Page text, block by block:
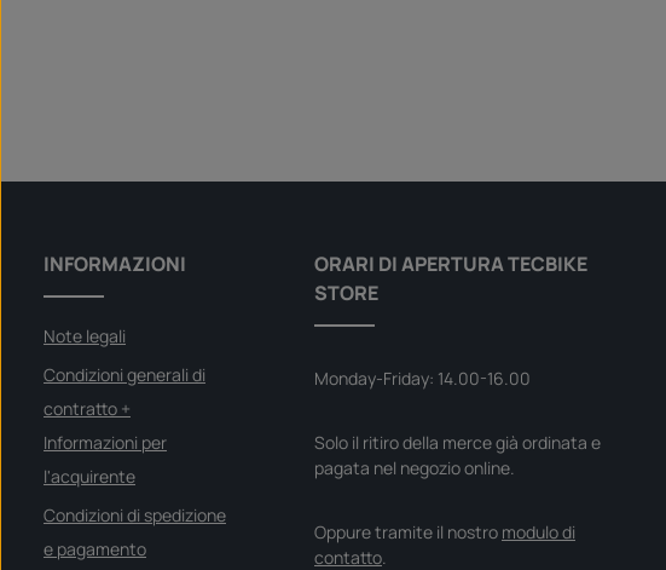
INFORMAZIONI
Note legali
Condizioni generali di
contratto +
Informazioni per
l'acquirente
Condizioni di spedizione
e pagamento
ORARI DI APERTURA TECBIKE
STORE
Monday-Friday: 14.00-16.00
Solo il ritiro della merce già ordinata e
pagata nel negozio online.
Oppure tramite il nostro modulo di
contatto.